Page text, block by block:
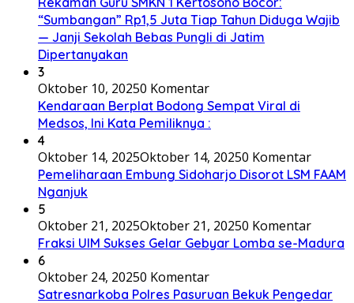
“Sumbangan” Rp1,5 Juta Tiap Tahun Diduga Wajib
— Janji Sekolah Bebas Pungli di Jatim
Dipertanyakan
3
Oktober 10, 20250 Komentar
Kendaraan Berplat Bodong Sempat Viral di
Medsos, Ini Kata Pemiliknya :
4
Oktober 14, 2025Oktober 14, 20250 Komentar
Pemeliharaan Embung Sidoharjo Disorot LSM FAAM
Nganjuk
5
Oktober 21, 2025Oktober 21, 20250 Komentar
Fraksi UIM Sukses Gelar Gebyar Lomba se-Madura
6
Oktober 24, 20250 Komentar
Satresnarkoba Polres Pasuruan Bekuk Pengedar